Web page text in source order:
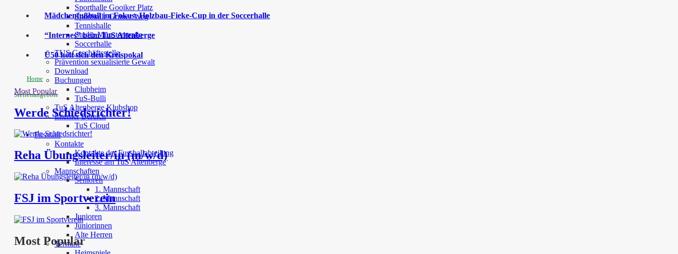
Sporthalle Gooiker Platz
Sporthalle Grüner Weg
Tennishalle
Studio Münsterstraße
Soccerhalle
TUS Geschäftsstelle
Prävention sexualisierte Gewalt
Download
Buchungen
Clubheim
TuS-Bulli
TuS Altenberge Klubshop
Interner Bereich
TuS Cloud
Fussball
Kontakte
Kontakte der Fussballabteilung
Interesse am TuS Altenberge
Mannschaften
Senioren
1. Mannschaft
2. Mannschaft
3. Mannschaft
Junioren
Juniorinnen
Alte Herren
Termine
Mädchenfußball im Fokus: Holzbau-Fieke-Cup in der Soccerhalle
“Internes” beim TuS Altenberge
Ü50 holt sich den Kreispokal
Home
Stellenangebote
Most Popular
Werde Schiedsrichter!
Reha Übungsleiter/in (m/w/d)
FSJ im Sportverein
Most Popular